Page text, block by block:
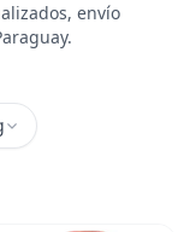
envío